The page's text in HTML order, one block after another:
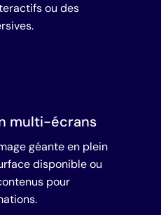
ou des
multi-écrans
géante en plein
disponible ou
pour